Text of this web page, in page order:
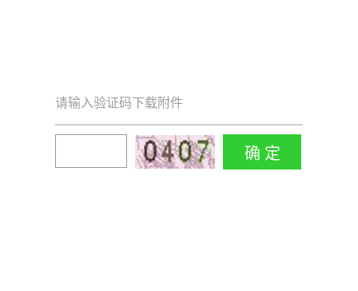
请输入验证码下载附件